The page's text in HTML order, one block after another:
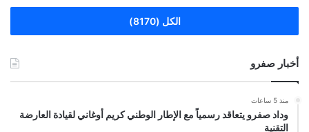
الكل (8170)
أخبار صفرو
منذ 5 ساعات
وداد صفرو يتعاقد رسمياً مع الإطار الوطني كريم أوغاني لقيادة العارضة
التقنية